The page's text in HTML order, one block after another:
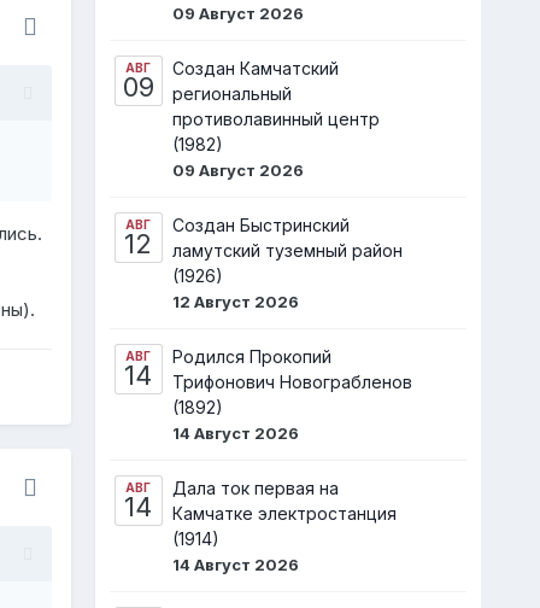
09 Август 2026
АВГ
09
Создан Камчатский
региональный
противолавинный центр
(1982)
09 Август 2026
АВГ
12
Создан Быстринский
ламутский туземный район
(1926)
12 Август 2026
АВГ
14
Родился Прокопий
Трифонович Новограбленов
(1892)
14 Август 2026
АВГ
14
Дала ток первая на
Камчатке электростанция
(1914)
14 Август 2026